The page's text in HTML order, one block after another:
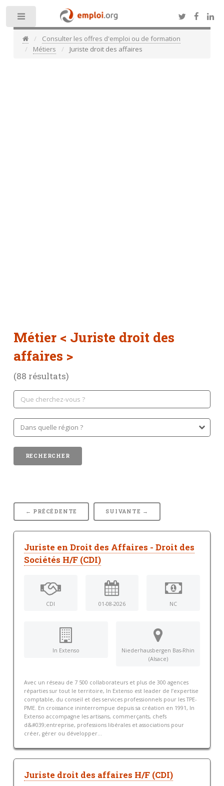
Consulter les offres d'emploi ou de formation
Métiers
Juriste droit des affaires
Métier < Juriste droit des
affaires >
(88 résultats)
← PRÉCÉDENTE SUIVANTE →
Juriste en Droit des Affaires - Droit des
Sociétés H/F (CDI)
CDI 01-08-2026 NC
In Extenso
Niederhausbergen Bas-Rhin
(Alsace)
Avec un réseau de 7 500 collaborateurs et plus de 300 agences
réparties sur tout le territoire, In Extenso est leader de l’expertise
comptable, du conseil et des services professionnels pour les TPE-
PME. En croissance ininterrompue depuis sa création en 1991, In
Extenso accompagne les artisans, commerçants, chefs
d&#039;entreprise, professions libérales et associations pour
créer, gérer ou développer...
Juriste droit des affaires H/F (CDI)
Toggle